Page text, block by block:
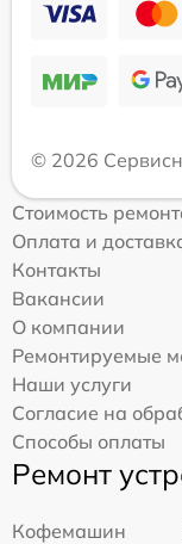
© 2026
Стоимость
Оплата и
Контакты
Вакансии
О компании
Ремонтируемые
Наши услуги
Согласие на
Способы оплаты
Ремонт
Кофемашин